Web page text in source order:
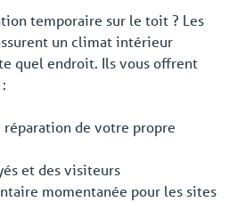
temporaire sur le toit ? Les
un climat intérieur
quel endroit. Ils vous offrent
de votre propre
et des visiteurs
momentanée pour les sites